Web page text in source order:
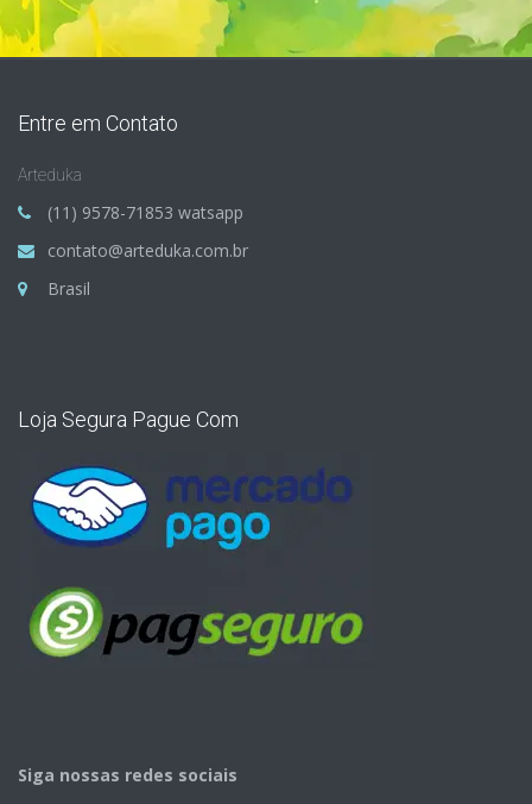
Entre em Contato
Arteduka
(11) 9578-71853 watsapp
contato@arteduka.com.br
Brasil
Loja Segura Pague Com
Siga nossas redes sociais